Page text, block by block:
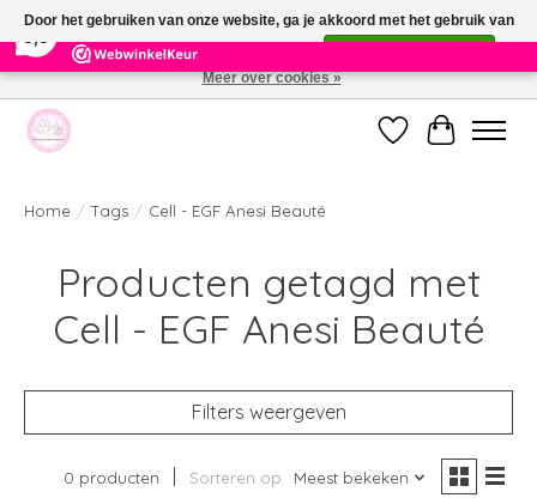
391 Reviews ×
Welkom bij de nieuwe webshop van Parfumerie Marie Rose
Verlanglijst
Home / Tags / Cell - EGF Anesi Beauté
Producten getagd met
Cell - EGF Anesi Beauté
Filters weergeven
0 producten Sorteren op Meest bekeken
Door het gebruiken van onze website, ga je akkoord met het gebruik van
cookies om onze website te verbeteren.
Meer over cookies »